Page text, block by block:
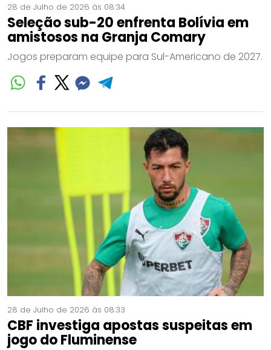
28 de Julho de 2026 às 08:34
Seleção sub-20 enfrenta Bolívia em
amistosos na Granja Comary
Jogos preparam equipe para Sul-Americano de 2027.
28 de Julho de 2026 às 08:33
CBF investiga apostas suspeitas em
jogo do Fluminense